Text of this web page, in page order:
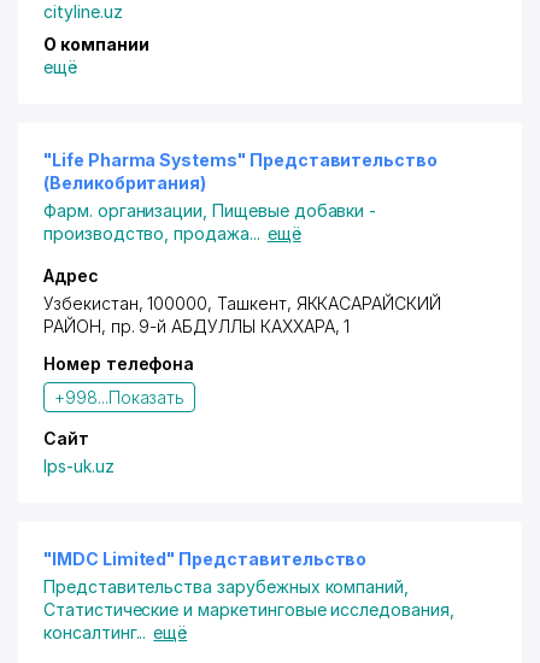
cityline.uz
О компании
ещё
"Life Pharma Systems" Представительство
(Великобритания)
Фарм. организации ,Пищевые добавки -
производство, продажа... ещё
Адрес
Узбекистан, 100000, Ташкент, ЯККАСАРАЙСКИЙ
РАЙОН, пр. 9-й АБДУЛЛЫ КАХХАРА, 1
Номер телефона
+998...Показать
Сайт
lps-uk.uz
"IMDC Limited" Представительство
Представительства зарубежных компаний
Статистические и маркетинговые исследования,
консалтинг... ещё